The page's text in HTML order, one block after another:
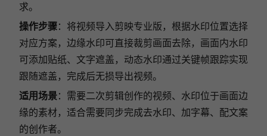
求。
操作步骤：将视频导入剪映专业版，根据水印位置选择
对应方案，边缘水印可直接裁剪画面去除，画面内水印
可添加贴纸、文字遮盖，动态水印通过关键帧跟踪实现
跟随遮盖，完成后无损导出视频。
适用场景：需要二次剪辑创作的视频、水印位于画面边
缘的素材，适合需要同步完成去水印、加字幕、配文案
的创作者。